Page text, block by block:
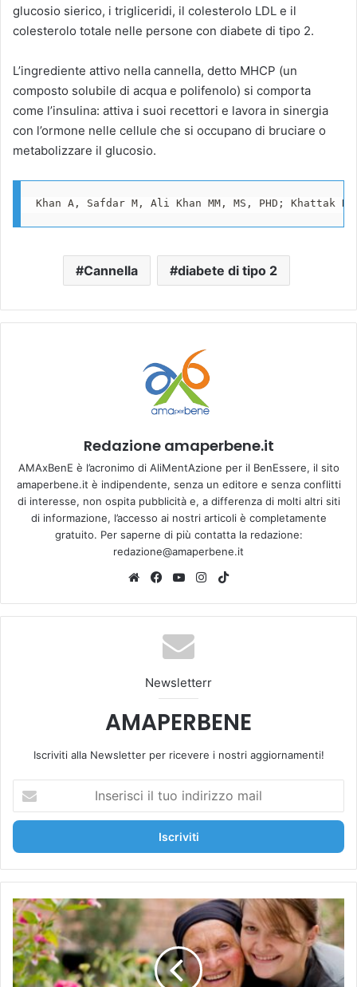
glucosio sierico, i trigliceridi, il colesterolo LDL e il
colesterolo totale nelle persone con diabete di tipo 2.
L’ingrediente attivo nella cannella, detto MHCP (un
composto solubile di acqua e polifenolo) si comporta
come l’insulina: attiva i suoi recettori e lavora in sinergia
con l’ormone nelle cellule che si occupano di bruciare o
metabolizzare il glucosio.
Khan A, Safdar M, Ali Khan MM, MS, PHD; Khattak
Cannella diabete di tipo 2
Redazione amaperbene.it
AMAxBenE è l’acronimo di AliMentAzione per il BenEssere, il sito
amaperbene.it è indipendente, senza un editore e senza conflitti
di interesse, non ospita pubblicità e, a differenza di molti altri siti
di informazione, l’accesso ai nostri articoli è completamente
gratuito. Per saperne di più contatta la redazione:
redazione@amaperbene.it
We
te
Fa
bo
ok
Yo
Tu
be
Ins
ra
k
Newsletterr
AMAPERBENE
Iscriviti alla Newsletter per ricevere i nostri aggiornamenti!
s
r
i
c
i
i
l
t
L
a
d
i
e